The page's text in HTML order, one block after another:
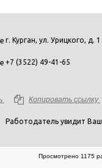
г. Курган, ул. Урицкого, д. 1
+7 (3522) 49-41-65
Копировать ссылку
Работодатель увидит
Просмотрено 1175